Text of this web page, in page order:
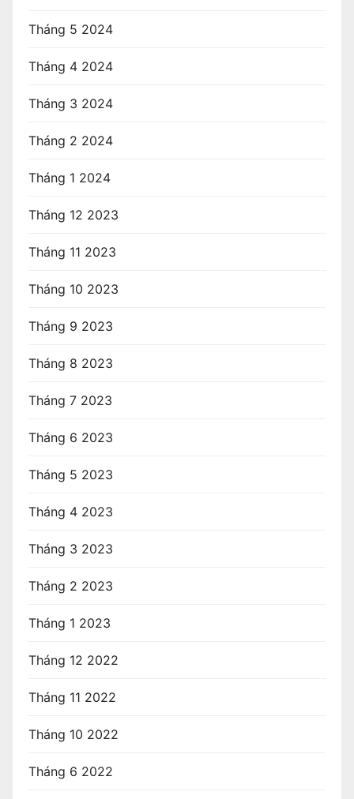
Tháng 5 2024
Tháng 4 2024
Tháng 3 2024
Tháng 2 2024
Tháng 1 2024
Tháng 12 2023
Tháng 11 2023
Tháng 10 2023
Tháng 9 2023
Tháng 8 2023
Tháng 7 2023
Tháng 6 2023
Tháng 5 2023
Tháng 4 2023
Tháng 3 2023
Tháng 2 2023
Tháng 1 2023
Tháng 12 2022
Tháng 11 2022
Tháng 10 2022
Tháng 6 2022